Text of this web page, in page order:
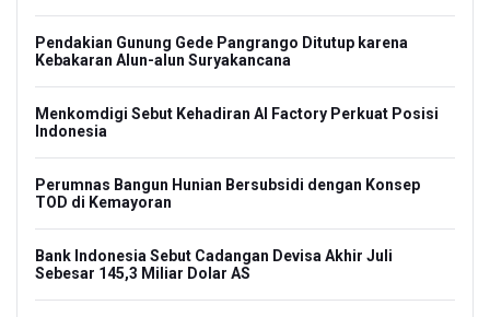
Pendakian Gunung Gede Pangrango Ditutup karena
Kebakaran Alun-alun Suryakancana
Menkomdigi Sebut Kehadiran AI Factory Perkuat Posisi
Indonesia
Perumnas Bangun Hunian Bersubsidi dengan Konsep
TOD di Kemayoran
Bank Indonesia Sebut Cadangan Devisa Akhir Juli
Sebesar 145,3 Miliar Dolar AS